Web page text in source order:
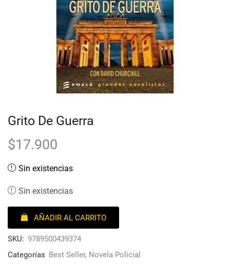
Grito De Guerra
$17.900
Sin existencias
Sin existencias
AÑADIR AL CARRITO
SKU: 9789500439374
Categorías Best Seller, Novela Policial